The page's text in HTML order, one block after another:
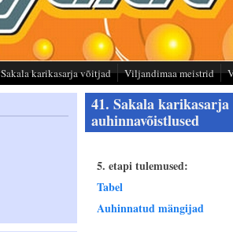
Sakala karikasarja võitjad Viljandimaa meistrid
41. Sakala
auhinnavõistlused
5. etapi tulemused:
Tabel
Auhinnatud mängijad